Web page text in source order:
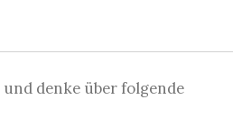
denke über folgende